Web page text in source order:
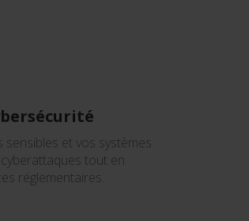
et vos systèmes
tout en
réglementaires.